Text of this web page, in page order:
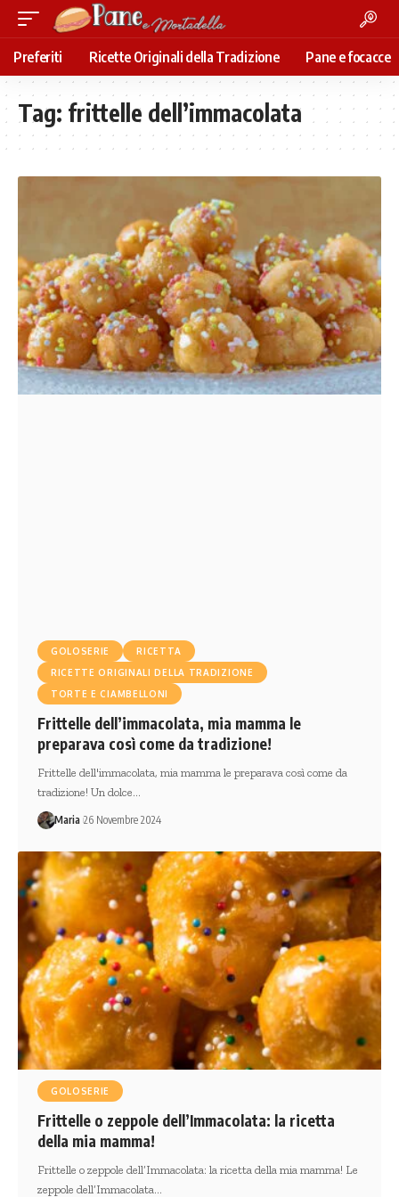
Preferiti Ricette Originali della Tradizione Pane e focacce
Tag: frittelle dell’immacolata
GOLOSERIE
RICETTA
RICETTE ORIGINALI DELLA TRADIZIONE
TORTE E CIAMBELLONI
Frittelle dell’immacolata, mia mamma le
preparava così come da tradizione!
Frittelle dell'immacolata, mia mamma le preparava così come da
tradizione! Un dolce…
Maria 26 Novembre 2024
GOLOSERIE
Frittelle o zeppole dell’Immacolata: la ricetta
della mia mamma!
Frittelle o zeppole dell’Immacolata: la ricetta della mia mamma! Le
zeppole dell’Immacolata…